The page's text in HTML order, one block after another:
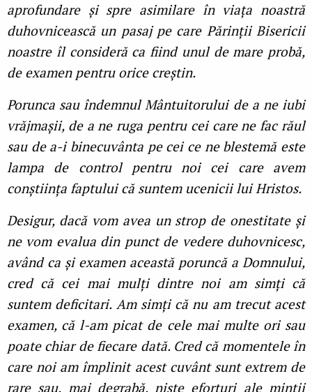
aprofundare și spre asimilare în viața noastră
duhovnicească un pasaj pe care Părinții Bisericii
noastre îl consideră ca fiind unul de mare probă,
de examen pentru orice creștin.
Porunca sau îndemnul Mântuitorului de a ne iubi
vrăjmașii, de a ne ruga pentru cei care ne fac răul
sau de a-i binecuvânta pe cei ce ne blestemă este
lampa de control pentru noi cei care avem
conștiința faptului că suntem ucenicii lui Hristos.
Desigur, dacă vom avea un strop de onestitate și
ne vom evalua din punct de vedere duhovnicesc,
având ca și examen această poruncă a Domnului,
cred că cei mai mulți dintre noi am simți că
suntem deficitari. Am simți că nu am trecut acest
examen, că l-am picat de cele mai multe ori sau
poate chiar de fiecare dată. Cred că momentele în
care noi am împlinit acest cuvânt sunt extrem de
rare sau, mai degrabă, niște eforturi ale minții